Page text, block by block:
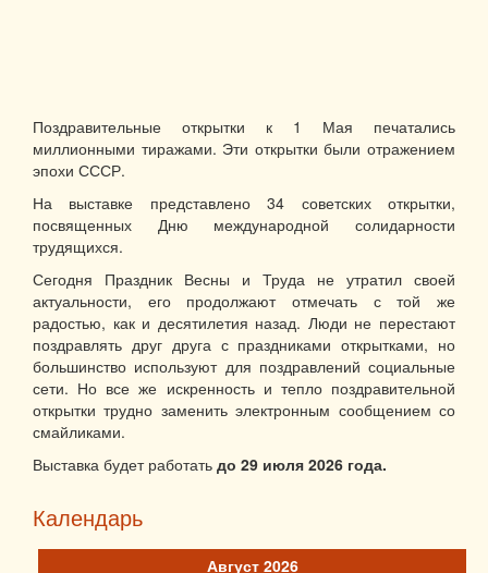
Поздравительные открытки к 1 Мая печатались
миллионными тиражами. Эти открытки были отражением
эпохи СССР.
На выставке представлено 34 советских открытки,
посвященных Дню международной солидарности
трудящихся.
Сегодня Праздник Весны и Труда не утратил своей
актуальности, его продолжают отмечать с той же
радостью, как и десятилетия назад. Люди не перестают
поздравлять друг друга с праздниками открытками, но
большинство используют для поздравлений социальные
сети. Но все же искренность и тепло поздравительной
открытки трудно заменить электронным сообщением со
смайликами.
Выставка будет работать до 29 июля 2026 года.
Календарь
Август 2026